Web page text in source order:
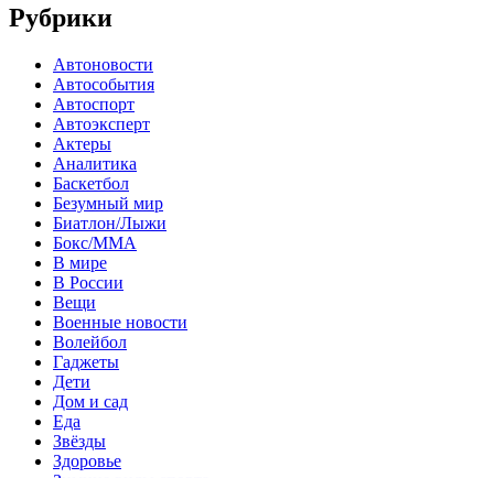
Рубрики
Автоновости
Автособытия
Автоспорт
Автоэксперт
Актеры
Аналитика
Баскетбол
Безумный мир
Биатлон/Лыжи
Бокс/MMA
В мире
В России
Вещи
Военные новости
Волейбол
Гаджеты
Дети
Дом и сад
Еда
Звёзды
Здоровье